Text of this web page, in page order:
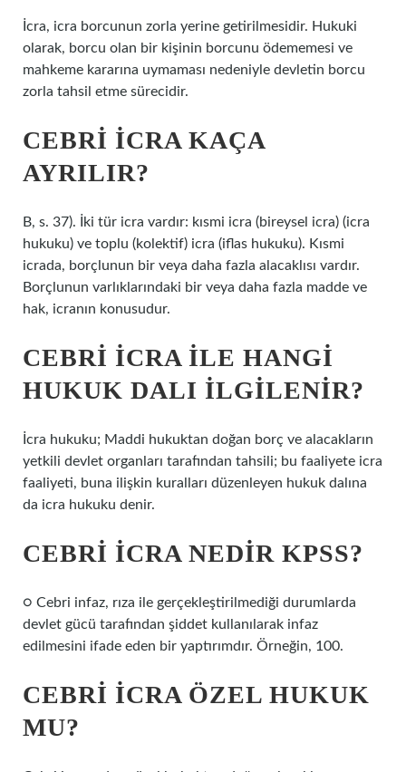
İcra, icra borcunun zorla yerine getirilmesidir. Hukuki
olarak, borcu olan bir kişinin borcunu ödememesi ve
mahkeme kararına uymaması nedeniyle devletin borcu
zorla tahsil etme sürecidir.
CEBRI ICRA KAÇA
AYRILIR?
B, s. 37). İki tür icra vardır: kısmi icra (bireysel icra) (icra
hukuku) ve toplu (kolektif) icra (iflas hukuku). Kısmi
icrada, borçlunun bir veya daha fazla alacaklısı vardır.
Borçlunun varlıklarındaki bir veya daha fazla madde ve
hak, icranın konusudur.
CEBRI ICRA ILE HANGI
HUKUK DALI ILGILENIR?
İcra hukuku; Maddi hukuktan doğan borç ve alacakların
yetkili devlet organları tarafından tahsili; bu faaliyete icra
faaliyeti, buna ilişkin kuralları düzenleyen hukuk dalına
da icra hukuku denir.
CEBRI ICRA NEDIR KPSS?
○ Cebri infaz, rıza ile gerçekleştirilmediği durumlarda
devlet gücü tarafından şiddet kullanılarak infaz
edilmesini ifade eden bir yaptırımdır. Örneğin, 100.
CEBRI ICRA ÖZEL HUKUK
MU?